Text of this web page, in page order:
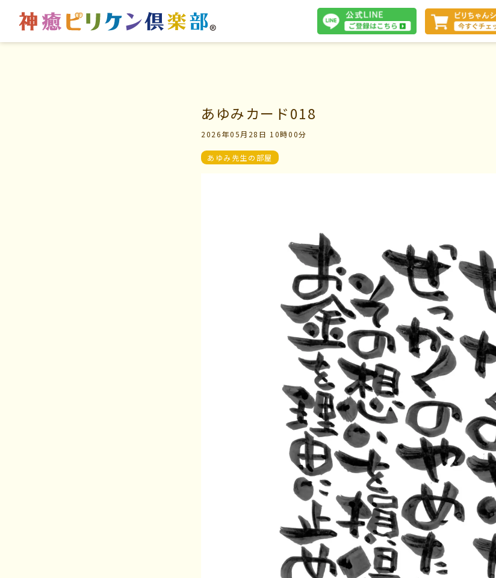
マイビリちゃん診断
あゆみカード018
2026年05月28日 10時00分
あゆみ先生の部屋